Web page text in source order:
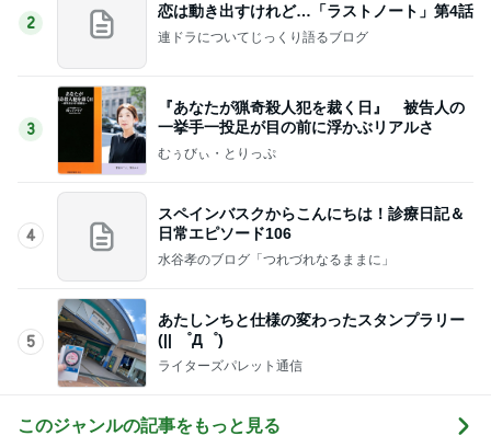
2
恋は動き出すけれど…「ラストノート」第4話
連ドラについてじっくり語るブログ
3
『あなたが猟奇殺人犯を裁く日』 被告人の
一挙手一投足が目の前に浮かぶリアルさ
むぅびぃ・とりっぷ
4
スペインバスクからこんにちは！診療日記＆
日常エピソード106
水谷孝のブログ「つれづれなるままに」
5
あたしンちと仕様の変わったスタンプラリー
(|| ゜Д゜)
ライターズパレット通信
このジャンルの記事をもっと見る